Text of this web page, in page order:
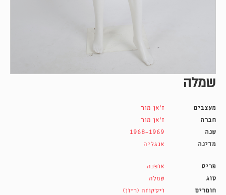
שמלה
מעצבים
ז'אן מור
חברה
ז'אן מור
שנה
1968-1969
מדינה
אנגליה
פריט
אופנה
סוג
שמלה
חומרים
ויסקוזה (ריון)